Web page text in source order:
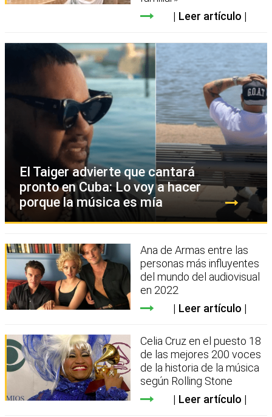
Leer artículo
El Taiger advierte que cantará
pronto en Cuba: Lo voy a hacer
porque la música es mía
Ana de Armas entre las
personas más influyentes
del mundo del audiovisual
en 2022
Leer artículo
Celia Cruz en el puesto 18
de las mejores 200 voces
de la historia de la música
según Rolling Stone
Leer artículo